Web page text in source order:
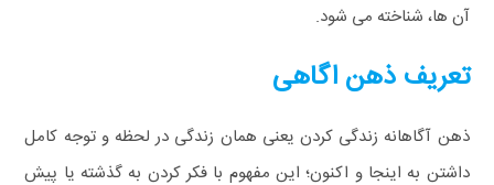
آن ها، شناخته می شود.
تعریف ذهن اگاهی
ذهن‌ آگاهانه زندگی کردن یعنی همان زندگی در لحظه و توجه کامل
داشتن به اینجا و اکنون؛ این مفهوم با فکر کردن به گذشته یا پیش